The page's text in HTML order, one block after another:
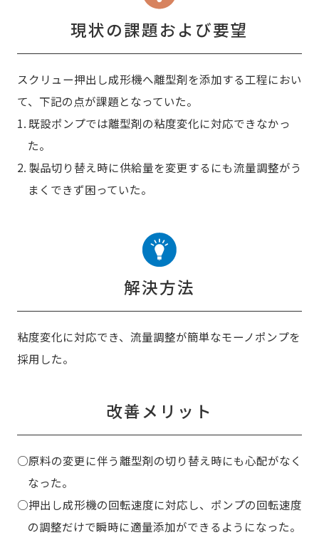
現状の課題および要望
スクリュー押出し成形機へ離型剤を添加する工程におい
て、下記の点が課題となっていた。
1. 既設ポンプでは離型剤の粘度変化に対応できなかっ
た。
2. 製品切り替え時に供給量を変更するにも流量調整がう
まくできず困っていた。
解決方法
粘度変化に対応でき、流量調整が簡単なモーノポンプを
採用した。
改善メリット
○原料の変更に伴う離型剤の切り替え時にも心配がなく
なった。
○押出し成形機の回転速度に対応し、ポンプの回転速度
の調整だけで瞬時に適量添加ができるようになった。